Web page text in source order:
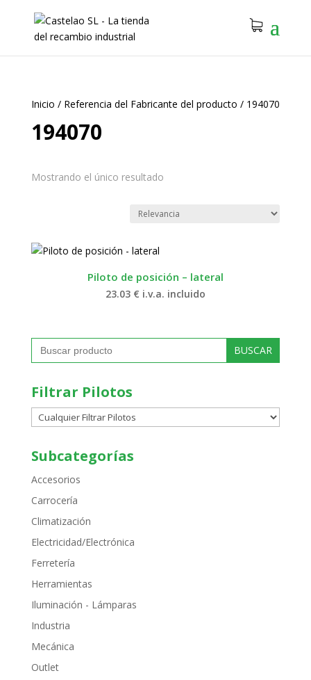
Inicio / Referencia del Fabricante del producto / 194070
194070
Mostrando el único resultado
Piloto de posición – lateral
23.03 € i.v.a. incluido
Buscar:
Filtrar Pilotos
Subcategorías
Accesorios
Carrocería
Climatización
Electricidad/Electrónica
Ferretería
Herramientas
Iluminación - Lámparas
Industria
Mecánica
Outlet